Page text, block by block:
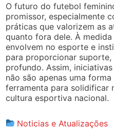
O futuro do futebol
promissor, especialmente
práticas que valorizem as
quanto fora dele. À
envolvem no esporte e
para proporcionar
profundo. Assim,
não são apenas uma
ferramenta para solidificar
cultura esportiva nacional.
Noticias e Atualizações